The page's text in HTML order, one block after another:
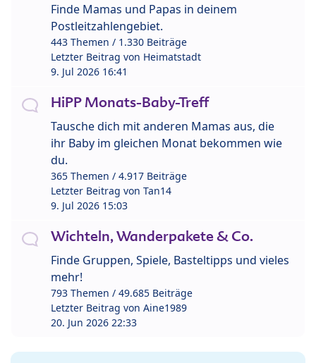
Finde Mamas und Papas in deinem
Postleitzahlengebiet.
443 Themen / 1.330 Beiträge
Letzter Beitrag von Heimatstadt
9. Jul 2026 16:41
HiPP Monats-Baby-Treff
Tausche dich mit anderen Mamas aus, die
ihr Baby im gleichen Monat bekommen wie
du.
365 Themen / 4.917 Beiträge
Letzter Beitrag von Tan14
9. Jul 2026 15:03
Wichteln, Wanderpakete & Co.
Finde Gruppen, Spiele, Basteltipps und vieles
mehr!
793 Themen / 49.685 Beiträge
Letzter Beitrag von Aine1989
20. Jun 2026 22:33